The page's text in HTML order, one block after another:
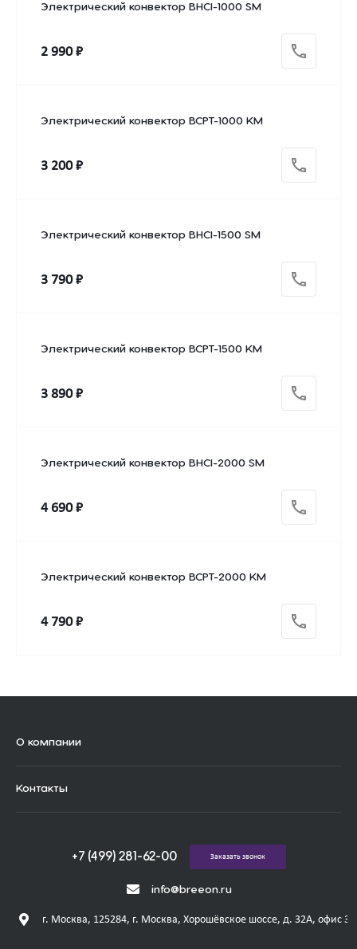
Электрический конвектор BHCI-1000 SM
2 990 ₽
Электрический конвектор BCPT-1000 KM
3 200 ₽
Электрический конвектор BHCI-1500 SM
3 790 ₽
Электрический конвектор BCPT-1500 KM
3 890 ₽
Электрический конвектор BHCI-2000 SM
4 690 ₽
Электрический конвектор BCPT-2000 KM
4 790 ₽
О компании
Контакты
info@breeon.ru
+7 (499) 281-62-00
г. Москва, 125284, г. Москва, Хорошёвское шоссе, д. 32А, офис
Заказать звонок